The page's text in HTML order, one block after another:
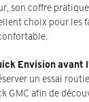
son coffre
choix pour les
Envision avant
un essai
GMC afin de